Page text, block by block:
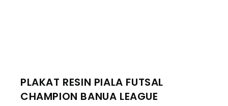
PLAKAT RESIN PIALA FUTSAL
CHAMPION BANUA LEAGUE